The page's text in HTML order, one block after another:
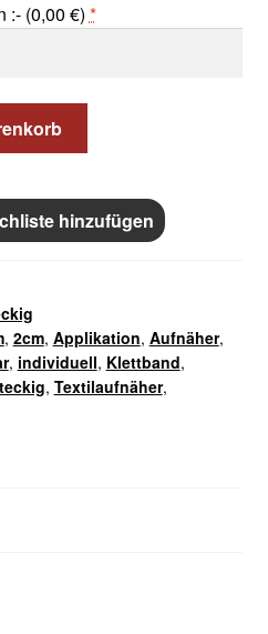
:- (0,00 €) *
hinzufügen
, 2cm, Applikation, Aufnäher,
, individuell, Klettband,
, Textilaufnäher,